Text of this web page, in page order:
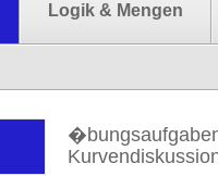
Logik & Mengen